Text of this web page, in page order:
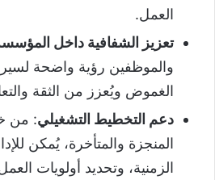
العمل.
تعزيز الشفافية داخل
والموظفين رؤية واضحة
الغموض ويُعزز من الثقة
دعم التخطيط التشغيلي: من
المنجزة والمتأخرة، يُمكن
الزمنية، وتحديد أولويات